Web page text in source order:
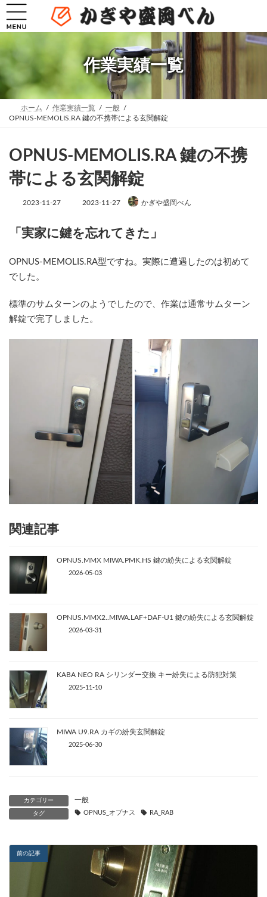
コ
テ
へ
ッ
プ
ナ
ゲ
ョ
移
動
作業実績一覧
ホーム 作業実績一覧
一般
OPNUS-MEMOLIS.RA 鍵の不携帯による玄関解錠
OPNUS-MEMOLIS.RA 鍵の不携
帯による玄関解錠
2023-11-27
最
新
日
:
2023-11-27 かぎや盛岡べん
「実家に鍵を忘れてきた」
OPNUS-MEMOLIS.RA型ですね。実際に遭遇したのは初めて
でした。
標準のサムターンのようでしたので、作業は通常サムターン
解錠で完了しました。
関連記事
OPNUS.MMX MIWA.PMK.HS 鍵の紛失による玄関解錠
2026-05-03
OPNUS.MMX2..MIWA.LAF+DAF-U1 鍵の紛失による玄関解錠
2026-03-31
KABA NEO RA シリンダー交換 キー紛失による防犯対策
2025-11-10
MIWA U9.RA カギの紛失玄関解錠
2025-06-30
カテゴリー 一般
タグ OPNUS_オプナス RA_RAB
前の記事